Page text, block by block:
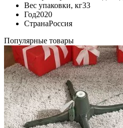
Вес упаковки, кг33
Год2020
СтранаРоссия
Популярные товары